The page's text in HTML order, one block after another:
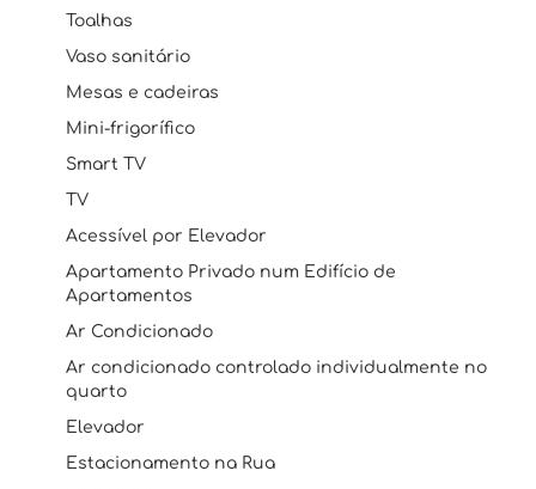
Toalhas
Vaso sanitário
Mesas e cadeiras
Mini-frigorífico
Smart TV
TV
Acessível por Elevador
Apartamento Privado num Edifício de
Apartamentos
Ar Condicionado
Ar condicionado controlado individualmente no
quarto
Elevador
Estacionamento na Rua